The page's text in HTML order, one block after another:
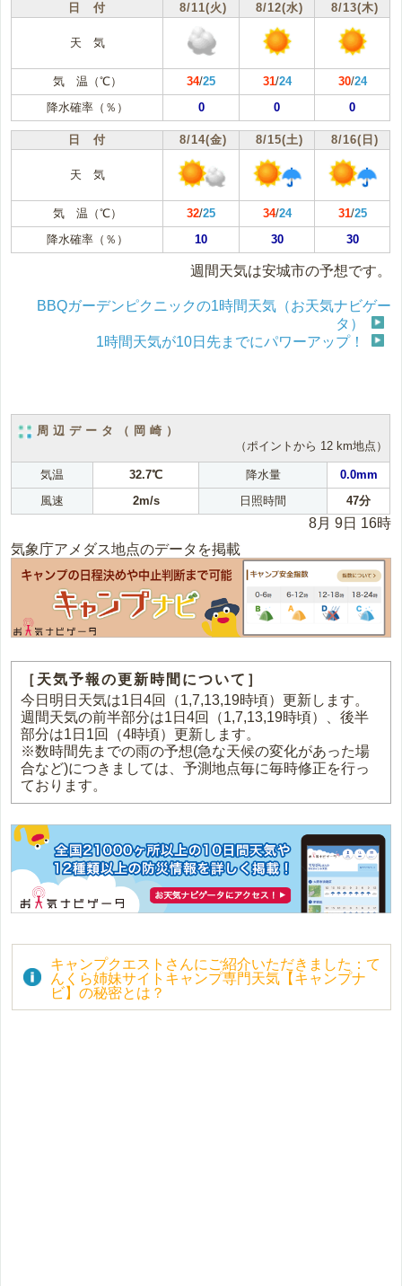
日 付 8/11(火) 8/12(水) 8/13(木)
天 気
気 温（℃） 34/25 31/24 30/24
降水確率（％）
0 0 0
日 付 8/14(金) 8/15(土) 8/16(日)
天 気
気 温（℃） 32/25 34/24 31/25
降水確率（％）
10 30 30
週間天気は安城市の予想です。
BBQガーデンピクニックの1時間天気（お天気ナビゲー
タ）
1時間天気が10日先までにパワーアップ！
周辺データ（岡崎）
（ポイントから 12 km地点）
気温 32.7℃ 降水量
0.0mm
風速
2m/s 日照時間 47分
8月 9日 16時
気象庁アメダス地点のデータを掲載
［天気予報の更新時間について］
今日明日天気は1日4回（1,7,13,19時頃）更新します。
週間天気の前半部分は1日4回（1,7,13,19時頃）、後半
部分は1日1回（4時頃）更新します。
※数時間先までの雨の予想(急な天候の変化があった場
合など)につきましては、予測地点毎に毎時修正を行っ
ております。
キャンプクエストさんにご紹介いただきました：て
んくら姉妹サイトキャンプ専門天気【キャンプナ
ビ】の秘密とは？